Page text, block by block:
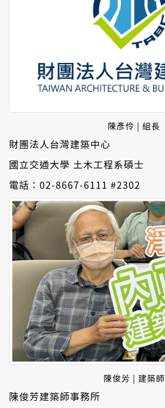
陳彥伶 | 組長
財團法人台灣建築中心
國立交通大學 土木工程系碩士
電話：02-8667-6111 #2302
陳俊芳 | 建築師
陳俊芳建築師事務所